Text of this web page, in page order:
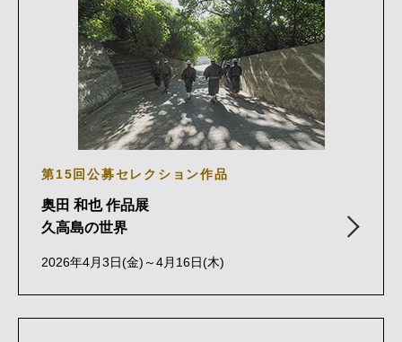
第15回公募セレクション作品
奥田 和也 作品展
久高島の世界
2026年4月3日(金)～4月16日(木)